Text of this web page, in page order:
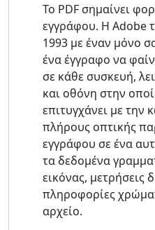
Το PDF σημαίνει
εγγράφου. Η Adobe
1993 με έναν μόνο
ένα έγγραφο να
σε κάθε συσκευή,
και οθόνη στην
επιτυγχάνει με την
πλήρους οπτικής
εγγράφου σε ένα
τα δεδομένα
εικόνας, μετρήσεις
πληροφορίες
αρχείο.